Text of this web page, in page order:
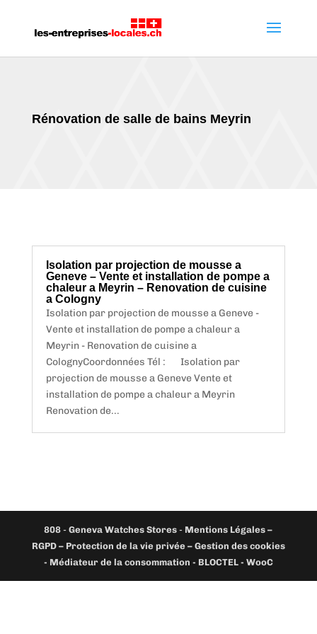
Rénovation de salle de bains Meyrin
Isolation par projection de mousse a
Geneve – Vente et installation de pompe a
chaleur a Meyrin – Renovation de cuisine
a Cologny
Isolation par projection de mousse a Geneve -
Vente et installation de pompe a chaleur a
Meyrin - Renovation de cuisine a
ColognyCoordonnées Tél : Isolation par
projection de mousse a Geneve Vente et
installation de pompe a chaleur a Meyrin
Renovation de...
808 -Geneva Watches Stores - Mentions Légales –
RGPD – Protection de la vie privée – Gestion des cookies
- Médiateur de la consommation - BLOCTEL - WooC